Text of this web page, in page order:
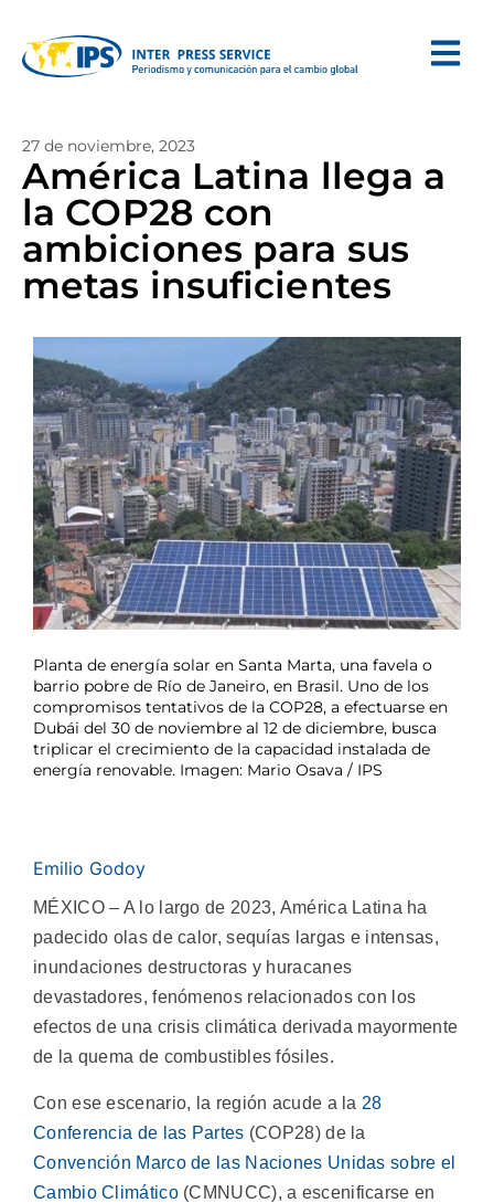
27 de noviembre, 2023
América Latina llega a
la COP28 con
ambiciones para sus
metas insuficientes
Planta de energía solar en Santa Marta, una favela o
barrio pobre de Río de Janeiro, en Brasil. Uno de los
compromisos tentativos de la COP28, a efectuarse en
Dubái del 30 de noviembre al 12 de diciembre, busca
triplicar el crecimiento de la capacidad instalada de
energía renovable. Imagen: Mario Osava / IPS
Emilio Godoy
MÉXICO – A lo largo de 2023, América Latina ha
padecido olas de calor, sequías largas e intensas,
inundaciones destructoras y huracanes
devastadores, fenómenos relacionados con los
efectos de una crisis climática derivada mayormente
de la quema de combustibles fósiles.
Con ese escenario, la región acude a la 28
Conferencia de las Partes (COP28) de la
Convención Marco de las Naciones Unidas sobre el
Cambio Climático(CMNUCC), a escenificarse en